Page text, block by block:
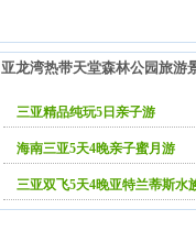
亚龙湾热带天堂森林公园旅游
三亚精品纯玩5日亲子游
海南三亚5天4晚亲子蜜月游
三亚双飞5天4晚亚特兰蒂斯水